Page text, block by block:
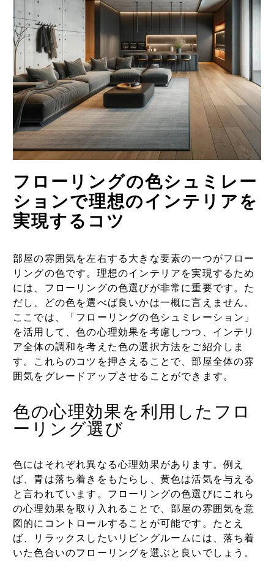
フローリングの色シュミレー
ションで理想のインテリアを
実現するコツ
部屋の雰囲気を左右する大きな要素の一つがフロー
リングの色です。理想のインテリアを実現するため
には、フローリングの色選びが非常に重要です。た
だし、どの色を選べば良いかは一概に言えません。
ここでは、「フローリングの色シュミレーション」
を活用して、色の心理効果を考慮しつつ、インテリ
ア全体の調和を考えた色の選択方法をご紹介しま
す。これらのコツを押さえることで、部屋全体の雰
囲気をグレードアップさせることができます。
色の心理効果を利用したフロ
ーリング選び
色にはそれぞれ異なる心理効果があります。例え
ば、青は落ち着きをもたらし、黄色は活気を与える
と言われています。フローリングの色選びにこれら
の心理効果を取り入れることで、部屋の雰囲気を意
図的にコントロールすることが可能です。たとえ
ば、リラックスしたいリビングルームには、落ち着
いた色合いのフローリングを選ぶと良いでしょう。